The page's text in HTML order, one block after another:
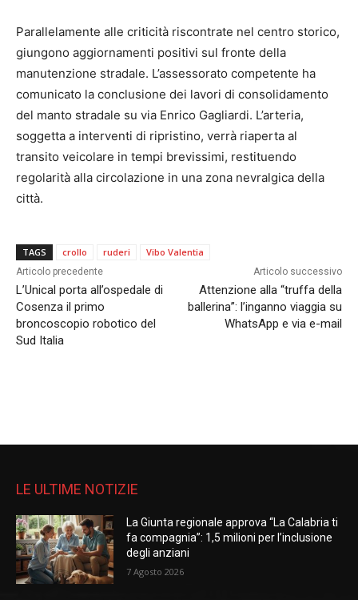
Parallelamente alle criticità riscontrate nel centro storico,
giungono aggiornamenti positivi sul fronte della
manutenzione stradale. L’assessorato competente ha
comunicato la conclusione dei lavori di consolidamento
del manto stradale su via Enrico Gagliardi. L’arteria,
soggetta a interventi di ripristino, verrà riaperta al
transito veicolare in tempi brevissimi, restituendo
regolarità alla circolazione in una zona nevralgica della
città.
TAGS crollo ruderi Vibo Valentia
Articolo precedente
L’Unical porta all’ospedale di
Cosenza il primo
broncoscopio robotico del
Sud Italia
Articolo successivo
Attenzione alla “truffa della
ballerina”: l’inganno viaggia su
WhatsApp e via e-mail
LE ULTIME NOTIZIE
La Giunta regionale approva “La Calabria ti
fa compagnia”: 1,5 milioni per l’inclusione
degli anziani
7 Agosto 2026